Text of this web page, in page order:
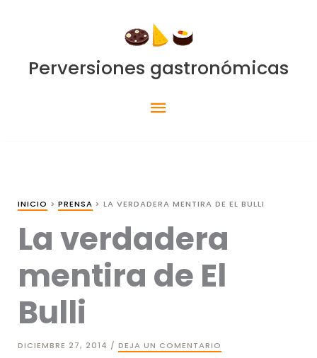
Perversiones gastronómicas
Menú
INICIO PRENSA LA VERDADERA MENTIRA DE EL BULLI
La verdadera
mentira de El
Bulli
DICIEMBRE 27, 2014 /DEJA UN COMENTARIO